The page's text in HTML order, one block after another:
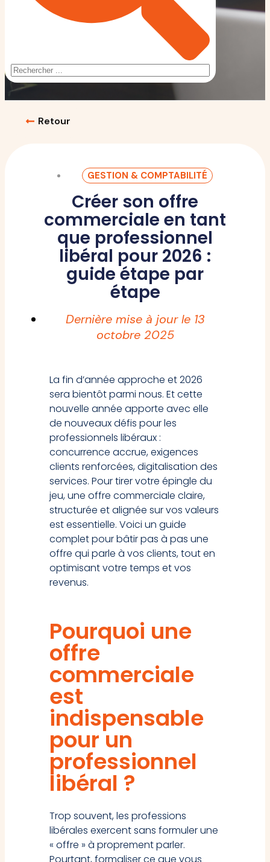
Retour
GESTION & COMPTABILITÉ
Créer son offre
commerciale en tant
que professionnel
libéral pour 2026 :
guide étape par
étape
Dernière mise à jour le 13
octobre 2025
La fin d’année approche et 2026
sera bientôt parmi nous. Et cette
nouvelle année apporte avec elle
de nouveaux défis pour les
professionnels libéraux :
concurrence accrue, exigences
clients renforcées, digitalisation des
services. Pour tirer votre épingle du
jeu, une offre commerciale claire,
structurée et alignée sur vos valeurs
est essentielle. Voici un guide
complet pour bâtir pas à pas une
offre qui parle à vos clients, tout en
optimisant votre temps et vos
revenus.
Pourquoi une
offre
commerciale
est
indispensable
pour un
professionnel
libéral ?
Trop souvent, les professions
libérales exercent sans formuler une
« offre » à proprement parler.
Pourtant, formaliser ce que vous